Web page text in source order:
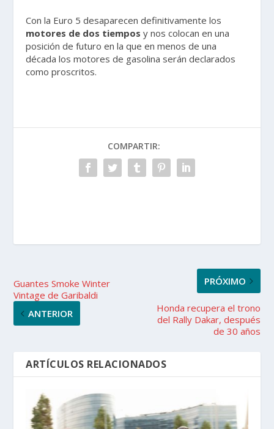
Con la Euro 5 desaparecen definitivamente los
motores de dos tiempos y nos colocan en una
posición de futuro en la que en menos de una
década los motores de gasolina serán declarados
como proscritos.
COMPARTIR:
Guantes Smoke Winter
Vintage de Garibaldi
ANTERIOR
PRÓXIMO
Honda recupera el trono
del Rally Dakar, después
de 30 años
ARTÍCULOS RELACIONADOS